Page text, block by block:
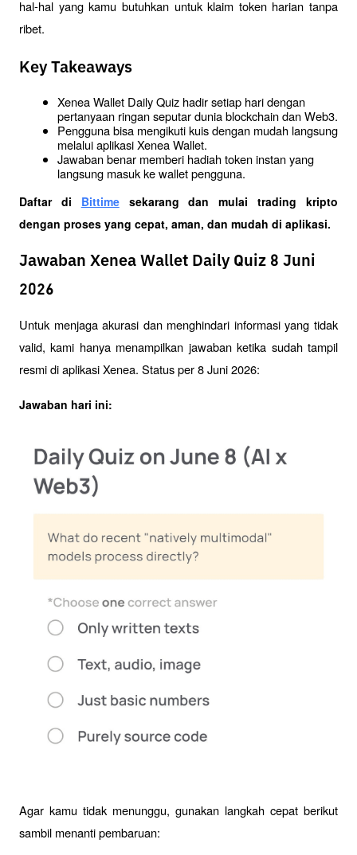
hal-hal yang kamu butuhkan untuk klaim token harian tanpa
ribet.
Key Takeaways
Xenea Wallet Daily Quiz hadir setiap hari dengan
pertanyaan ringan seputar dunia blockchain dan Web3.
Pengguna bisa mengikuti kuis dengan mudah langsung
melalui aplikasi Xenea Wallet.
Jawaban benar memberi hadiah token instan yang
langsung masuk ke wallet pengguna.
Daftar di Bittime sekarang dan mulai trading kripto
dengan proses yang cepat, aman, dan mudah di aplikasi.
Jawaban Xenea Wallet Daily Quiz 8 Juni
2026
Untuk menjaga akurasi dan menghindari informasi yang tidak
valid, kami hanya menampilkan jawaban ketika sudah tampil
resmi di aplikasi Xenea. Status per 8 Juni 2026:
Jawaban hari ini:
Agar kamu tidak menunggu, gunakan langkah cepat berikut
sambil menanti pembaruan: